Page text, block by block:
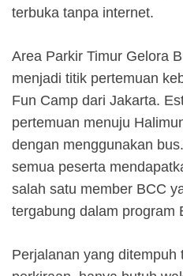
terbuka tanpa internet.
Area Parkir Timur Gelora
menjadi titik pertemuan
Fun Camp dari Jakarta.
pertemuan menuju
dengan menggunakan
semua peserta
salah satu member BCC
tergabung dalam program
Perjalanan yang ditempuh